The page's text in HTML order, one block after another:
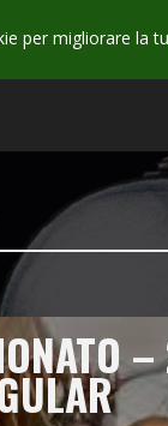
per migliorare la